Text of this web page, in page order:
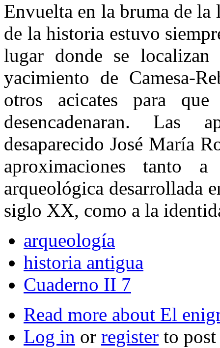
Envuelta en la bruma de
de la historia estuvo
lugar donde se
yacimiento de Camesa-
otros acicates para
desencadenaran. Las
desaparecido José María
aproximaciones tanto
arqueológica desarrollada
siglo XX, como a la
arqueología
historia antigua
Cuaderno II 7
Read more about El
Log in or register to